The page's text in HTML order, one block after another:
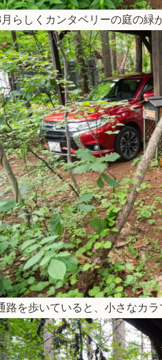
らしくカンタベリーの庭の緑
路を歩いていると、小さなカ